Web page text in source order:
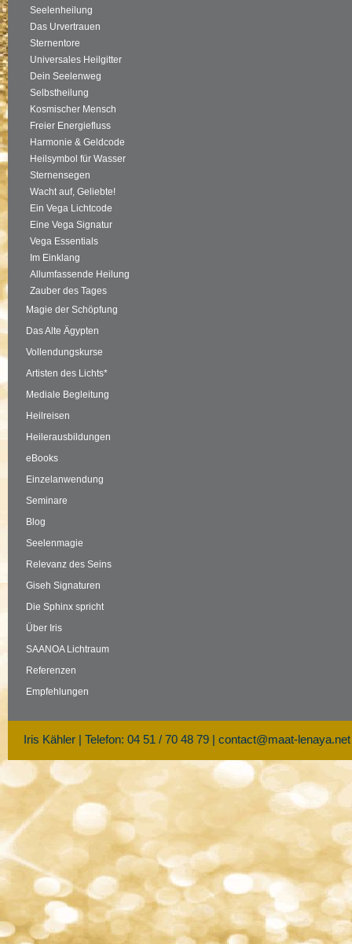
Seelenheilung
Das Urvertrauen
Sternentore
Universales Heilgitter
Dein Seelenweg
Selbstheilung
Kosmischer Mensch
Freier Energiefluss
Harmonie & Geldcode
Heilsymbol für Wasser
Sternensegen
Wacht auf, Geliebte!
Ein Vega Lichtcode
Eine Vega Signatur
Vega Essentials
Im Einklang
Allumfassende Heilung
Zauber des Tages
Magie der Schöpfung
Das Alte Ägypten
Vollendungskurse
Artisten des Lichts*
Mediale Begleitung
Heilreisen
Heilerausbildungen
eBooks
Einzelanwendung
Seminare
Blog
Seelenmagie
Relevanz des Seins
Giseh Signaturen
Die Sphinx spricht
Über Iris
SAANOA Lichtraum
Referenzen
Empfehlungen
Iris Kähler | Telefon: 04 51 / 70 48 79 | contact@maat-lenaya.net